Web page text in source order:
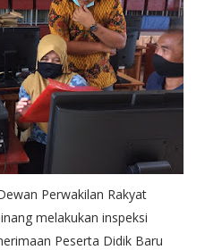
Perwakilan Rakyat
melakukan inspeksi
Peserta Didik Baru